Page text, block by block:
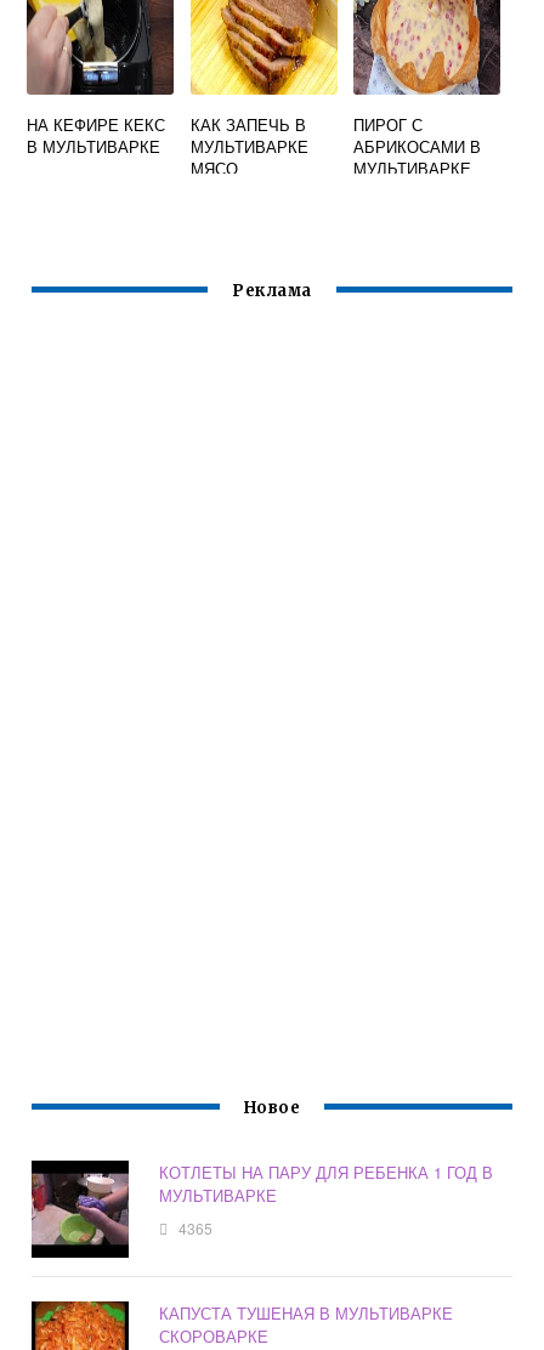
НА КЕФИРЕ КЕКС
В МУЛЬТИВАРКЕ
КАК ЗАПЕЧЬ В
МУЛЬТИВАРКЕ
МЯСО
ПИРОГ С
АБРИКОСАМИ В
МУЛЬТИВАРКЕ
Реклама
Новое
КОТЛЕТЫ НА ПАРУ ДЛЯ РЕБЕНКА 1 ГОД В
МУЛЬТИВАРКЕ
4365
КАПУСТА ТУШЕНАЯ В МУЛЬТИВАРКЕ
СКОРОВАРКЕ